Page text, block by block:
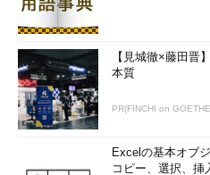
【見城徹×藤田晋
本質
PR(FINCHI on
Excelの基本オブ
コピー、選択、挿